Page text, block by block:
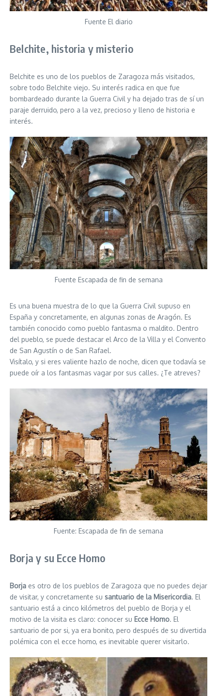
Fuente El diario
Belchite, historia y misterio
Belchite es uno de los pueblos de Zaragoza más visitados,
sobre todo Belchite viejo. Su interés radica en que fue
bombardeado durante la Guerra Civil y ha dejado tras de sí un
paraje derruido, pero a la vez, precioso y lleno de historia e
interés.
Fuente Escapada de fin de semana
Es una buena muestra de lo que la Guerra Civil supuso en
España y concretamente, en algunas zonas de Aragón. Es
también conocido como pueblo fantasma o maldito. Dentro
del pueblo, se puede destacar el Arco de la Villa y el Convento
de San Agustín o de San Rafael.
Visítalo, y si eres valiente hazlo de noche, dicen que todavía se
puede oír a los fantasmas vagar por sus calles. ¿Te atreves?
Fuente: Escapada de fin de semana
Borja y su Ecce Homo
Borja es otro de los pueblos de Zaragoza que no puedes dejar
de visitar, y concretamente su santuario de la Misericordia. El
santuario está a cinco kilómetros del pueblo de Borja y el
motivo de la visita es claro: conocer su Ecce Homo. El
santuario de por si, ya era bonito, pero después de su divertida
polémica con el ecce homo, es inevitable querer visitarlo.